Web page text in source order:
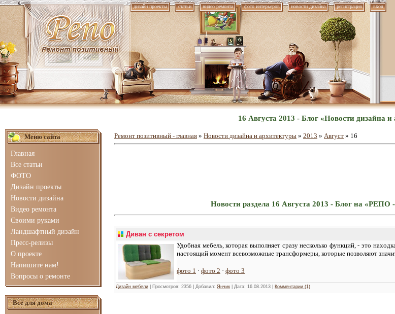
дизайн проекты статьи видео ремонта фото интерьеров новости дизайна регистрация вход
16 Августа 2013 - Блог «Новости дизайна и
Меню сайта
Главная
Все статьи
ФОТО
Дизайн проекты
Новости дизайна
Видео ремонта
Своими руками
Ландшафтный дизайн
Пресс-релизы
О проекте
Напишите нам!
Вопросы о ремонте
Всё для дома
Ремонт позитивный - главная » Новости дизайна и архитектуры » 2013 » Август » 16
Новости раздела 16 Августа 2013 - Блог на «РЕПО
Диван с секретом
Удобная мебель, которая выполняет сразу несколько функций, - это
настоящий момент всевозможные трансформеры, которые позволяют
фото 1 · фото 2 · фото 3
Дизайн мебели | Просмотров: 2356 | Добавил: Янчик | Дата: 16.08.2013 Комментарии (1)